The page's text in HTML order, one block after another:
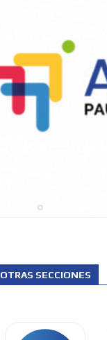
OTRAS SECCIONES